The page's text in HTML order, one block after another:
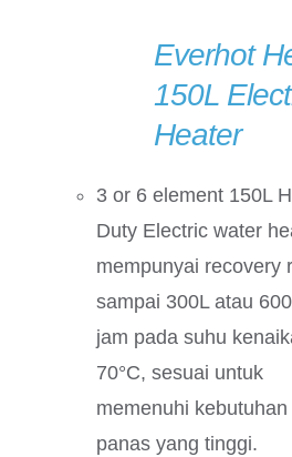
Everhot
150L
Heater
3 or 6 element 150L
Duty Electric water
mempunyai recovery
sampai 300L atau
jam pada suhu
70°C, sesuai untuk
memenuhi kebutuhan
panas yang tinggi.